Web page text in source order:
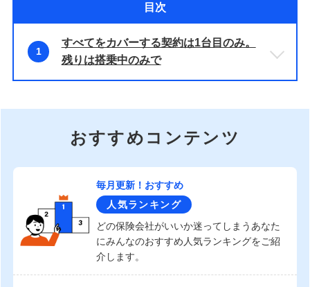
目次
1
すべてをカバーする契約は1台目のみ。
残りは搭乗中のみで
おすすめコンテンツ
毎月更新！おすすめ
人気ランキング
どの保険会社がいいか迷ってしまうあなた
にみんなのおすすめ人気ランキングをご紹
介します。